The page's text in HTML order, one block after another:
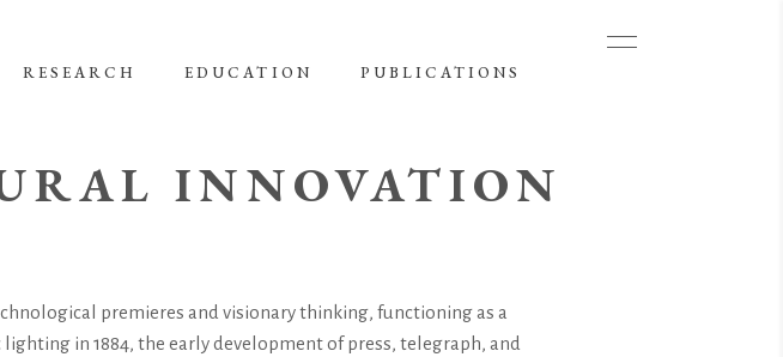
RESEARCH EDUCATION PUBLICATIONS
INNOVATION
premieres and visionary thinking, functioning as a
in 1884, the early development of press, telegraph, and